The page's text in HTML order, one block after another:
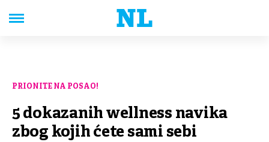
PRIONITE NA POSAO!
5 dokazanih wellness navika
zbog kojih ćete sami sebi